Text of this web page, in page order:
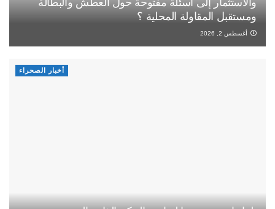
ومستقبل المقاولة المحلية ؟
أغسطس 2, 2026
أخبار الصحراء